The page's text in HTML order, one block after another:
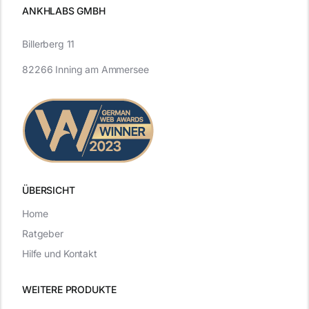
ANKHLABS GMBH
ÜBERSICHT
WEITERE PRODUKTE
Billerberg 11
82266 Inning am Ammersee
Home
Ratgeber
Hilfe und Kontakt